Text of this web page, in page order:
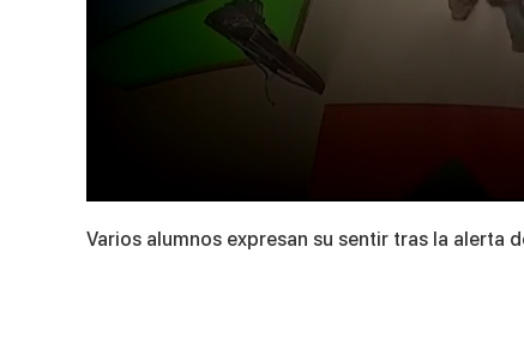
seconds
of
Varios alumnos expresan su sentir tras la alerta